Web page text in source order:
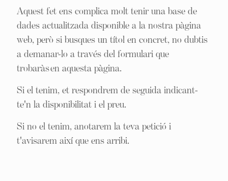
Aquest fet ens complica molt tenir una base de
dades actualitzada disponible a la nostra pàgina
web, però si busques un títol en concret, no dubtis
a demanar-lo a través del formulari que
trobaràs en aquesta pàgina.
Si el tenim, et respondrem de seguida indicant-
te'n la disponibilitat i el preu.
Si no el tenim, anotarem la teva petició i
t'avisarem així que ens arribi.